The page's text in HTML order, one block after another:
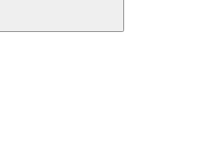
Buscar